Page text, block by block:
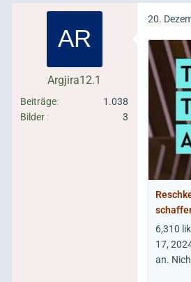
Argjira12.1
Beiträge
1.038
Bilder
3
20.
einiger
nicht
ihn aus
6,310
17,
an.